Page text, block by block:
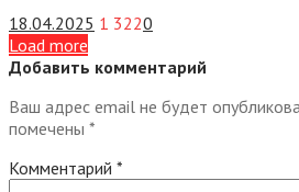
18.04.2025 1 3220
Load more
Добавить комментарий
Ваш адрес email не будет
помечены *
Комментарий *